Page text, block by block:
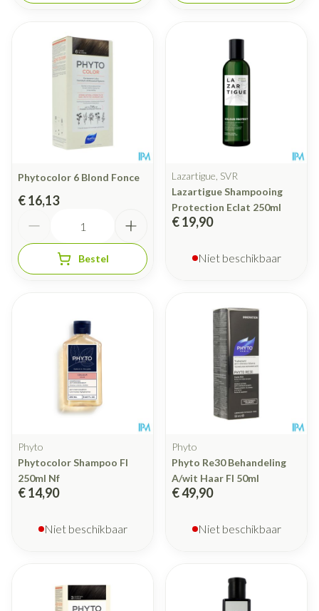
Phytocolor 6 Blond Fonce
€ 16,13
Bestel
Lazartigue, SVR
Lazartigue Shampooing
Protection Eclat 250ml
€ 19,90
Niet beschikbaar
Phyto
Phytocolor Shampoo Fl
250ml Nf
€ 14,90
Niet beschikbaar
Phyto
Phyto Re30 Behandeling
A/wit Haar Fl 50ml
€ 49,90
Niet beschikbaar